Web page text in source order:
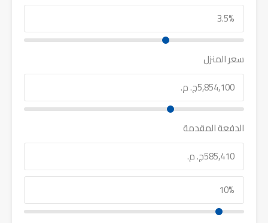
سعر المنزل
الدفعة المقدمة